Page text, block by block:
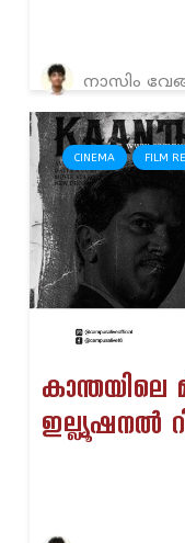
നാസിം
CINEMA FILM
കാന്തയിലെ
ഇല്ല്യൂഷനൽ